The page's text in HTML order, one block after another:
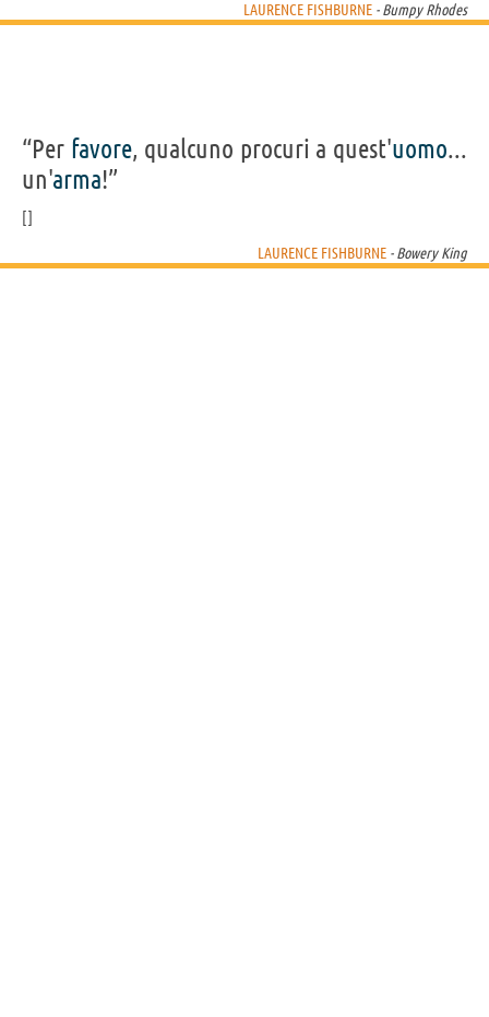
LAURENCE FISHBURNE - Bumpy Rhodes
“Per favore, qualcuno procuri a quest'uomo...
un'arma!”
LAURENCE FISHBURNE - Bowery King